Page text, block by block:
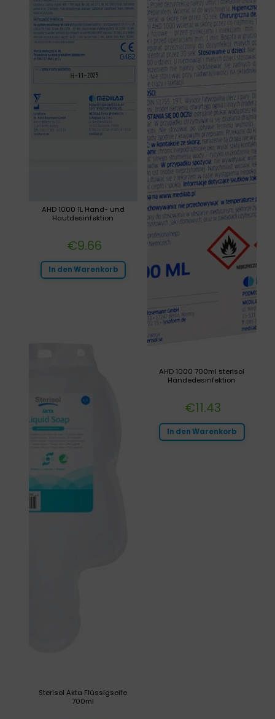
AHD 1000 700ml sterisol
Händedesinfektion
€11.43
In den Warenkorb
AHD 1000 1L Hand- und
Hautdesinfektion
€9.66
In den Warenkorb
Sterisol Akta Flüssigseife
700ml